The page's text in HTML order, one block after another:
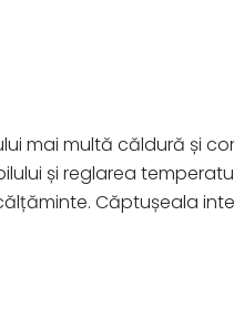
mai multă căldură și
și reglarea
Căptușeala